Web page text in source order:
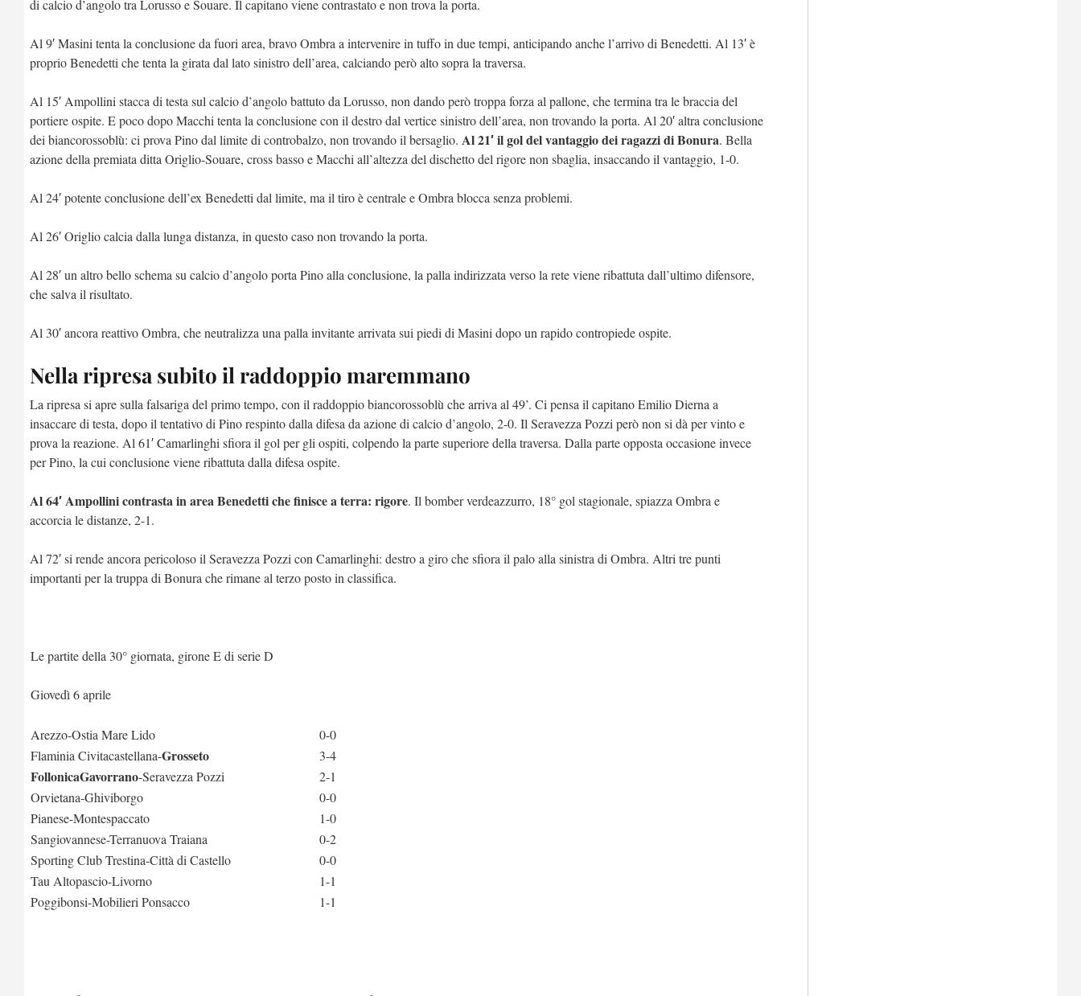
di calcio d’angolo tra Lorusso e Souare. Il capitano viene contrastato e non trova la porta.
Al 9′ Masini tenta la conclusione da fuori area, bravo Ombra a intervenire in tuffo in due tempi, anticipando anche l’arrivo di Benedetti. Al 13′ è
proprio Benedetti che tenta la girata dal lato sinistro dell’area, calciando però alto sopra la traversa.
Al 15′ Ampollini stacca di testa sul calcio d’angolo battuto da Lorusso, non dando però troppa forza al pallone, che termina tra le braccia del
portiere ospite. E poco dopo Macchi tenta la conclusione con il destro dal vertice sinistro dell’area, non trovando la porta. Al 20′ altra conclusione
dei biancorossoblù: ci prova Pino dal limite di controbalzo, non trovando il bersaglio. Al 21′ il gol del vantaggio dei ragazzi di Bonura. Bella
azione della premiata ditta Origlio-Souare, cross basso e Macchi all’altezza del dischetto del rigore non sbaglia, insaccando il vantaggio, 1-0.
Al 24′ potente conclusione dell’ex Benedetti dal limite, ma il tiro è centrale e Ombra blocca senza problemi.
Al 26′ Origlio calcia dalla lunga distanza, in questo caso non trovando la porta.
Al 28′ un altro bello schema su calcio d’angolo porta Pino alla conclusione, la palla indirizzata verso la rete viene ribattuta dall’ultimo difensore,
che salva il risultato.
Al 30′ ancora reattivo Ombra, che neutralizza una palla invitante arrivata sui piedi di Masini dopo un rapido contropiede ospite.
Nella ripresa subito il raddoppio maremmano
La ripresa si apre sulla falsariga del primo tempo, con il raddoppio biancorossoblù che arriva al 49’. Ci pensa il capitano Emilio Dierna a
insaccare di testa, dopo il tentativo di Pino respinto dalla difesa da azione di calcio d’angolo, 2-0. Il Seravezza Pozzi però non si dà per vinto e
prova la reazione. Al 61′ Camarlinghi sfiora il gol per gli ospiti, colpendo la parte superiore della traversa. Dalla parte opposta occasione invece
per Pino, la cui conclusione viene ribattuta dalla difesa ospite.
Al 64′ Ampollini contrasta in area Benedetti che finisce a terra: rigore. Il bomber verdeazzurro, 18° gol stagionale, spiazza Ombra e
accorcia le distanze, 2-1.
Al 72′ si rende ancora pericoloso il Seravezza Pozzi con Camarlinghi: destro a giro che sfiora il palo alla sinistra di Ombra. Altri tre punti
importanti per la truppa di Bonura che rimane al terzo posto in classifica.
Le partite della 30° giornata, girone E di serie D
Giovedì 6 aprile
Arezzo-Ostia Mare Lido
0-0
Flaminia Civitacastellana-Grosseto 3-4
FollonicaGavorrano-Seravezza Pozzi
2-1
Orvietana-Ghiviborgo
0-0
Pianese-Montespaccato
1-0
Sangiovannese-Terranuova Traiana
0-2
Sporting Club Trestina-Città di Castello
0-0
Tau Altopascio-Livorno
1-1
Poggibonsi-Mobilieri Ponsacco
1-1